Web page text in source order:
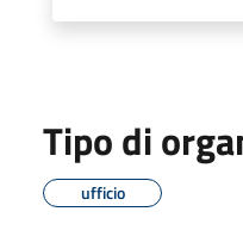
Tipo di
ufficio